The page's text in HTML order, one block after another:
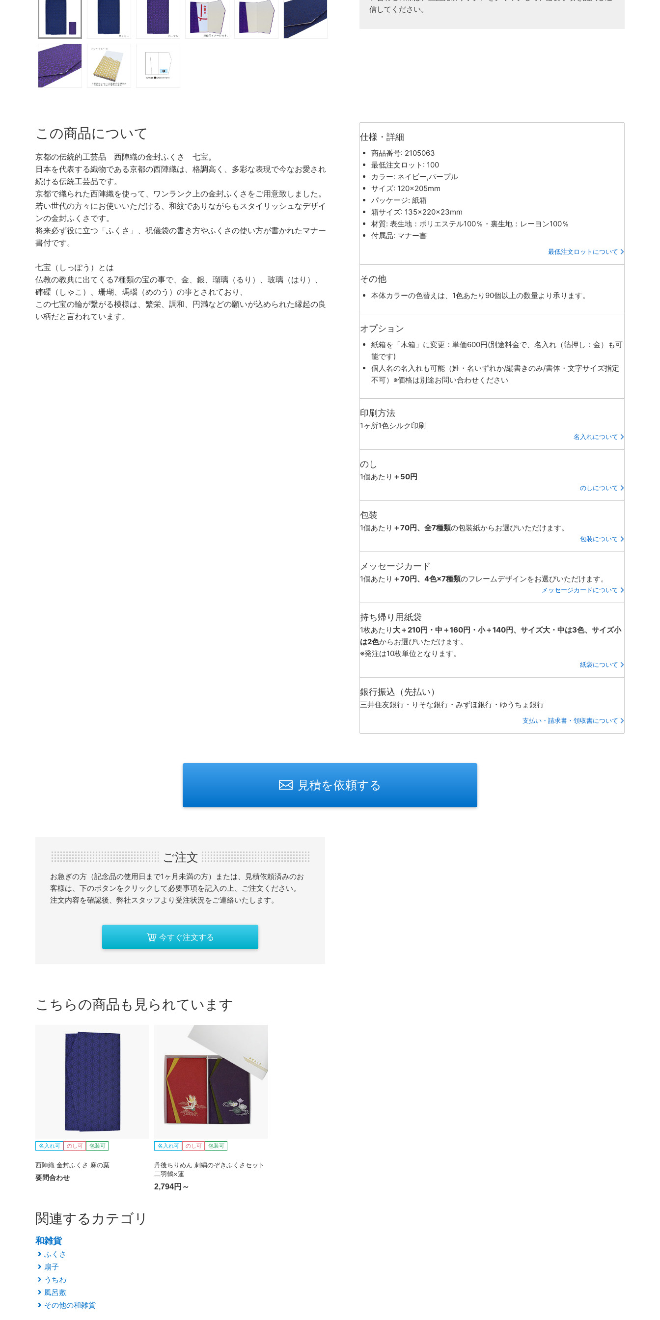
信してください。
この商品について
京都の伝統的工芸品 西陣織の金封ふくさ 七宝。
日本を代表する織物である京都の西陣織は、格調高く、多彩な表現で今なお愛され
続ける伝統工芸品です。
京都で織られた西陣織を使って、ワンランク上の金封ふくさをご用意致しました。
若い世代の方々にお使いいただける、和紋でありながらもスタイリッシュなデザイ
ンの金封ふくさです。
将来必ず役に立つ「ふくさ」、祝儀袋の書き方やふくさの使い方が書かれたマナー
書付です。
七宝（しっぽう）とは
仏教の教典に出てくる7種類の宝の事で、金、銀、瑠璃（るり）、玻璃（はり）、
硨磲（しゃこ）、珊瑚、瑪瑙（めのう）の事とされており、
この七宝の輪が繋がる模様は、繁栄、調和、円満などの願いが込められた縁起の良
い柄だと言われています。
仕様・詳細
商品番号: 2105063
最低注文ロット: 100
カラー: ネイビー,パープル
サイズ: 120×205mm
パッケージ: 紙箱
箱サイズ: 135×220×23mm
材質: 表生地：ポリエステル100％・裏生地：レーヨン100％
付属品: マナー書
最低注文ロットについて
その他
本体カラーの色替えは、1色あたり90個以上の数量より承ります。
オプション
紙箱を「木箱」に変更：単価600円(別途料金で、名入れ（箔押し：金）も可
能です)
個人名の名入れも可能（姓・名いずれか/縦書きのみ/書体・文字サイズ指定
不可）※価格は別途お問い合わせください
印刷方法
1ヶ所1色シルク印刷
名入れについて
のし
1個あたり ＋50円
のしについて
包装
1個あたり ＋70円、全7種類の包装紙からお選びいただけます。
包装について
メッセージカード
1個あたり ＋70円、4色×7種類のフレームデザインをお選びいただけます。
メッセージカードについて
持ち帰り用紙袋
1枚あたり 大＋210円・中＋160円・小＋140円、サイズ大・中は3色、サイズ小
は2色からお選びいただけます。
※発注は10枚単位となります。
紙袋について
銀行振込（先払い）
三井住友銀行・りそな銀行・みずほ銀行・ゆうちょ銀行
支払い・請求書・領収書について
見積を依頼する
ご注文
お急ぎの方（記念品の使用日まで1ヶ月未満の方）または、見積依頼済みのお
客様は、下のボタンをクリックして必要事項を記入の上、ご注文ください。
注文内容を確認後、弊社スタッフより受注状況をご連絡いたします。
今すぐ注文する
こちらの商品も見られています
名入れ可 のし可 包装可
西陣織 金封ふくさ 麻の葉
要問合わせ
名入れ可 のし可 包装可
丹後ちりめん 刺繍のぞきふくさセット
二羽鶴×蓮
2,794円～
関連するカテゴリ
和雑貨
ふくさ
扇子
うちわ
風呂敷
その他の和雑貨